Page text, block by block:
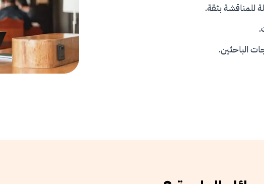
للمناقشة بثقة.
الباحثين.